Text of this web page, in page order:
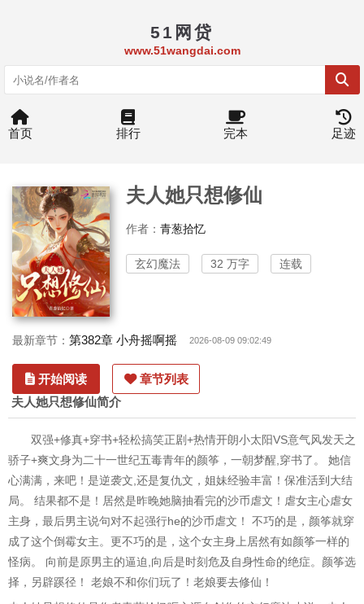
51网贷
www.51wangdai.com
首页 排行 完本 足迹
夫人她只想修仙
作者： 青葱拾忆
玄幻魔法 32 万字 连载
最新章节： 第382章 小舟摇啊摇 2026-08-09 09:02:49
开始阅读 章节列表
夫人她只想修仙简介
双强+修真+穿书+轻松搞笑正剧+热情开朗小太阳VS意气风发天之
骄子+爽文身为二十一世纪五毒青年的颜筝，一朝梦醒,穿书了。 她信
心满满，来吧！是逆袭文,还是复仇文，姐妹经验丰富！保准活到大结
局。 结果都不是！居然是昨晚她脑抽看完的沙币虐文！虐女主心虐女
主身，最后男主说句对不起强行he的沙币虐文！ 不巧的是，颜筝就穿
成了这个倒霉女主。更不巧的是，这个女主身上居然有如颜筝一样的
怪病。 向前是原男主的逼迫,向后是时刻危及自身性命的绝症。颜筝选
择，另辟蹊径！ 老娘不和你们玩了！老娘要去修仙！